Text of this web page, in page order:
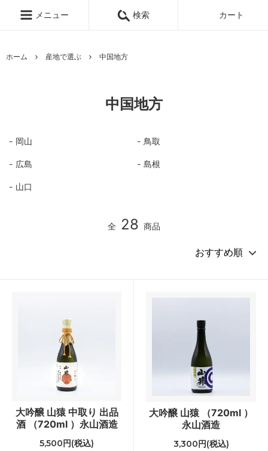
メニュー 検索 カート
ホーム 産地で選ぶ 中国地方
中国地方
岡山 鳥取
広島 島根
山口
全 28 商品
大吟醸 山猿 中取り 出品
酒 （720ml ）永山酒造
5,500円(税込)
大吟醸 山猿 （720ml ）
永山酒造
3,300円(税込)